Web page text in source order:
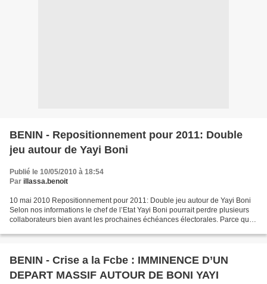
BENIN - Repositionnement pour 2011: Double
jeu autour de Yayi Boni
Publié le 10/05/2010 à 18:54
Par illassa.benoit
10 mai 2010 Repositionnement pour 2011: Double jeu autour de Yayi Boni
Selon nos informations le chef de l’Etat Yayi Boni pourrait perdre plusieurs
collaborateurs bien avant les prochaines échéances électorales. Parce que,
BENIN - Crise a la Fcbe : IMMINENCE D’UN
DEPART MASSIF AUTOUR DE BONI YAYI